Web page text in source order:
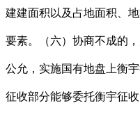
建建面积以及占地面积、
要素。（六）协商不成的
公允，实施国有地盘上衡
征收部分能够委托衡宇征